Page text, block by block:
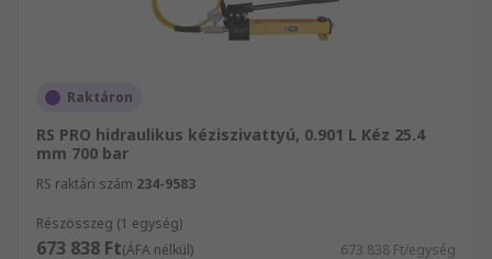
Raktáron
RS PRO hidraulikus kéziszivattyú, 0.901 L Kéz 25.4
mm 700 bar
RS raktári szám 234-9583
Részösszeg (1 egység)
673 838 Ft(ÁFA nélkül) 673 838 Ft/egység